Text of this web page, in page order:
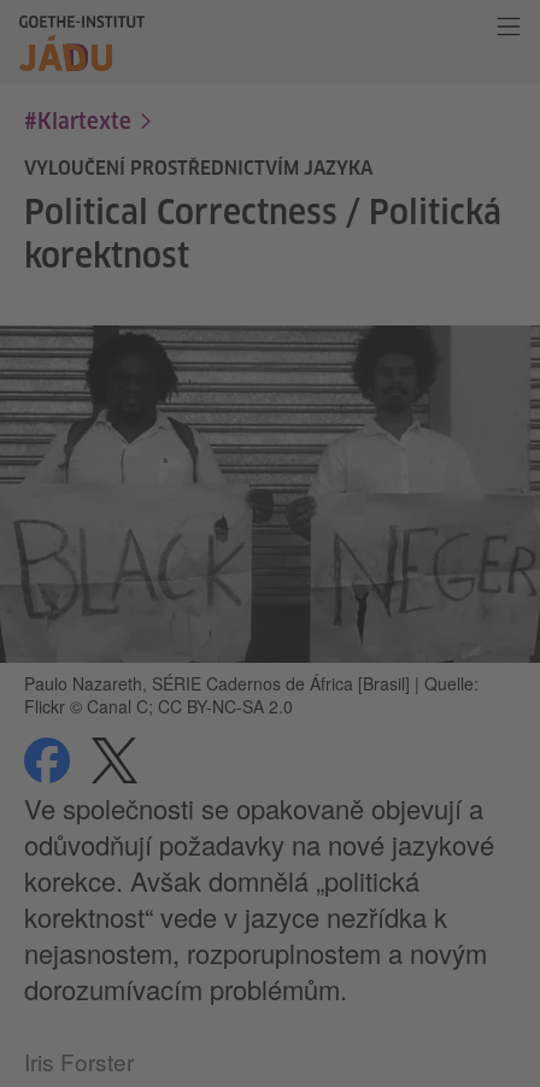
#Klartexte
VYLOUČENÍ PROSTŘEDNICTVÍM JAZYKA
Political Correctness / Politická
korektnost
Paulo Nazareth, SÉRIE Cadernos de África [Brasil] | Quelle:
Flickr © Canal C; CC BY-NC-SA 2.0
Sdílet Sdílet
Ve společnosti se opakovaně objevují a
odůvodňují požadavky na nové jazykové
korekce. Avšak domnělá „politická
korektnost“ vede v jazyce nezřídka k
nejasnostem, rozporuplnostem a novým
dorozumívacím problémům.
Iris Forster